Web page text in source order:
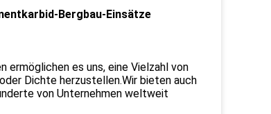
Bergbau-Einsätze
ermöglichen es uns, eine Vielzahl von
Dichte herzustellen.Wir bieten auch
von Unternehmen weltweit